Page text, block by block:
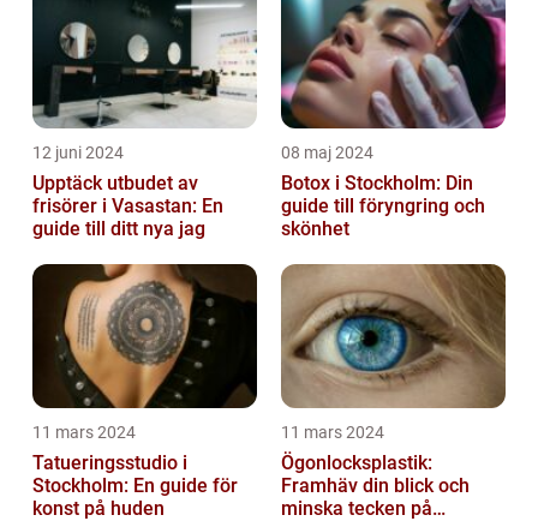
12 juni 2024
Upptäck utbudet av
frisörer i Vasastan: En
guide till ditt nya jag
08 maj 2024
Botox i Stockholm: Din
guide till föryngring och
skönhet
11 mars 2024
Tatueringsstudio i
Stockholm: En guide för
konst på huden
11 mars 2024
Ögonlocksplastik:
Framhäv din blick och
minska tecken på